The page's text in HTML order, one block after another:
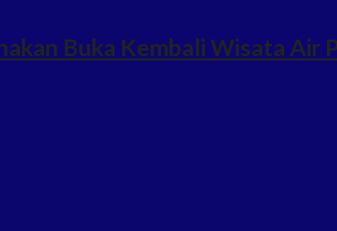
Buka Kembali Wisata Air